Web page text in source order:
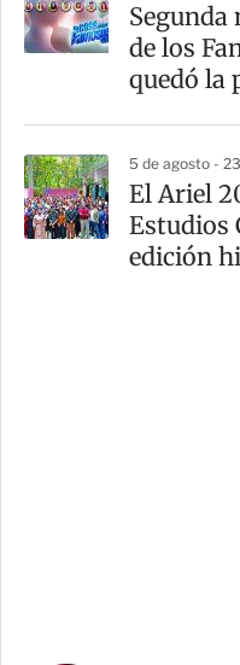
Segunda
de los
quedó la
5 de agosto -
El Ariel
Estudios
edición